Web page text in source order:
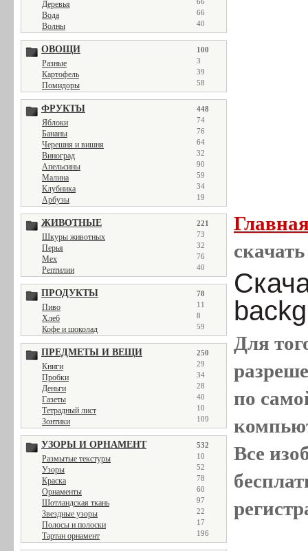
Деревья
Вода 66
Волны 40
ОВОЩИ 100
Разные 3
Картофель 39
Помидоры 58
ФРУКТЫ 448
Яблоки 74
Бананы 76
Черешня и вишня 64
Виноград 32
Апельсины 90
Малина 59
Клубника 34
Арбузы 19
ЖИВОТНЫЕ 221
Шкуры животных 73
Перья 32
Мех 76
Рептилии 40
ПРОДУКТЫ 78
Пиво 11
Хлеб 8
Кофе и шоколад 59
ПРЕДМЕТЫ И ВЕЩИ 250
Книги 29
Пробки 34
Деньги 28
Газеты 40
Тетрадный лист 10
Зонтики 109
УЗОРЫ И ОРНАМЕНТ 532
Размытые текстуры 10
Узоры 52
Краска 78
Орнаменты 60
Шотландская ткань 97
Звездные узоры 22
Полосы и полоски 17
Тартан орнамент 196
Для
по
Все